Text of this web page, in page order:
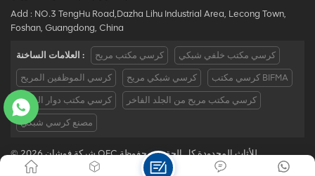
Add : NO.3 TengHu Road,Dazha Lihu Industrial Area, Lecong Town,
Foshan, Guangdong, China
العلامات الساخنة : كرسي مكتب مريح كرسي مكتب خلفي شبكي
كرسي الموظفين المريح كرسي شبكي مريح كرسي مكتب BIFMA
كرسي مكتب دوار الصين كرسي مكتب مريح من الجلد الفاخر
مصنع كرسي شبكي
© 2026 شركة فوشان OFC للأثاث المحدودة كل الحقوق محفوظة .
مدونة
خريطة الموقع سياسة الخصوصية IPv6 دعم الشبكة